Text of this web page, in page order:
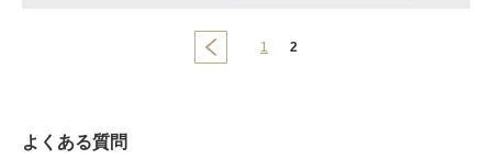
1 2
よくある質問